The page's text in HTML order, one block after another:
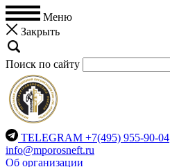
Меню
Закрыть
Поиск по сайту
TELEGRAM +7(495) 955-90-04
info@mporosneft.ru
Об организации